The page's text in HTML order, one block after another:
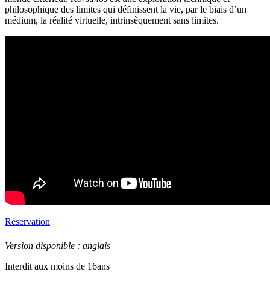
philosophique des limites qui définissent la vie, par le biais d’un
médium, la réalité virtuelle, intrinsèquement sans limites.
Réservation
Version disponible : anglais
Interdit aux moins de 16ans